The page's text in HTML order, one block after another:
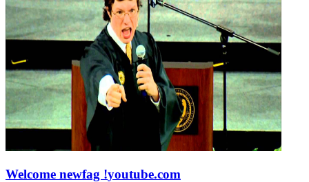
Welcome newfag !youtube.com